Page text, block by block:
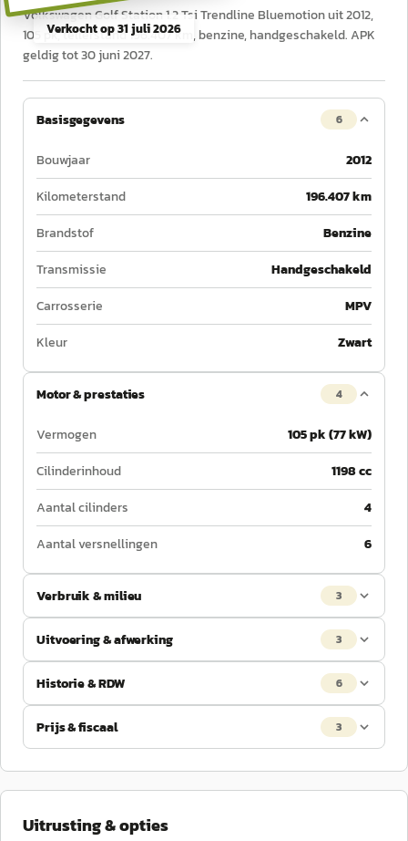
Verkocht op31 juli 2026
Volkswagen Golf Station 1.2 Tsi Trendline Bluemotion uit 2012,
105 pk, tellerstand 196.407 km, benzine, handgeschakeld. APK
geldig tot 30 juni 2027.
Basisgegevens 6
Bouwjaar
2012
Kilometerstand
196.407 km
Brandstof
Benzine
Transmissie
Handgeschakeld
Carrosserie
MPV
Kleur
Zwart
Motor & prestaties 4
Vermogen
105 pk (77 kW)
Cilinderinhoud
1198 cc
Aantal cilinders
4
Aantal versnellingen
6
Verbruik & milieu 3
Uitvoering & afwerking 3
Historie & RDW 6
Prijs & fiscaal 3
Uitrusting & opties